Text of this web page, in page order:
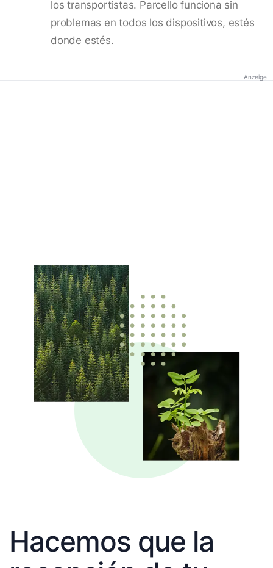
los transportistas. Parcello funciona sin
problemas en todos los dispositivos, estés
donde estés.
Anzeige
Hacemos que la